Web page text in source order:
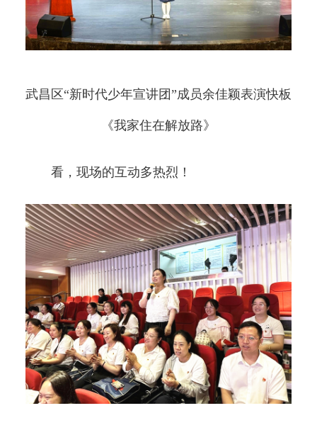
武昌区“新时代少年宣讲团”成员余佳颖表演快板
《我家住在解放路》
看，现场的互动多热烈！